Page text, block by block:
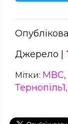
Джерело |
Мітки: МВС,
Тернопіль1,